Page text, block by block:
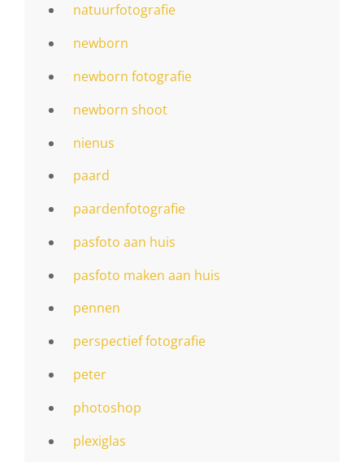
natuurfotografie
newborn
newborn fotografie
newborn shoot
nienus
paard
paardenfotografie
pasfoto aan huis
pasfoto maken aan huis
pennen
perspectief fotografie
peter
photoshop
plexiglas